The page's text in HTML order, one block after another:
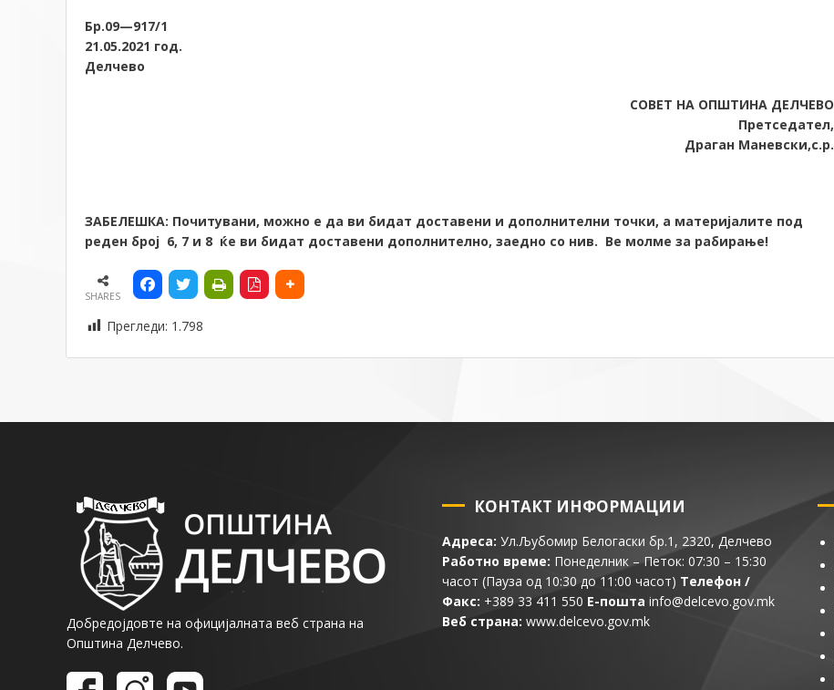
Бр.09—917/1
21.05.2021 год.
Делчево
СОВЕТ НА ОПШТИНА ДЕЛЧЕВО
Претседател,
Драган Маневски,с.р.
ЗАБЕЛЕШКА: Почитувани, можно е да ви бидат доставени и дополнителни точки, а материјалите под
реден број 6, 7 и 8 ќе ви бидат доставени дополнително, заедно со нив. Ве молме за рабирање!
SHARES
Прегледи: 1.798
Добредојдовте на официјалната веб страна на
Општина Делчево.
КОНТАКТ ИНФОРМАЦИИ
Адреса: Ул.Љубомир Белогаски бр.1, 2320, Делчево
Работно време: Понеделник – Петок: 07:30 – 15:30
часот (Пауза од 10:30 до 11:00 часот) Телефон /
Факс: +389 33 411 550 Е-пошта info@delcevo.gov.mk
Веб страна: www.delcevo.gov.mk